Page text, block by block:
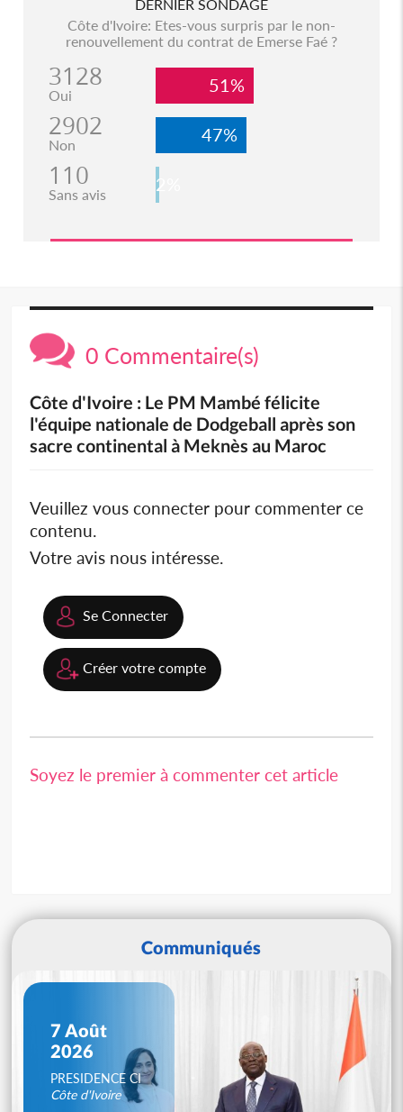
DERNIER SONDAGE
Côte d'Ivoire: Etes-vous surpris par le non-
renouvellement du contrat de Emerse Faé ?
3128
Oui 51%
2902
Non 47%
110
Sans avis 2%
0 Commentaire(s)
Côte d'Ivoire : Le PM Mambé félicite
l'équipe nationale de Dodgeball après son
sacre continental à Meknès au Maroc
Veuillez vous connecter pour commenter ce
contenu.
Votre avis nous intéresse.
Se Connecter
Créer votre compte
Soyez le premier à commenter cet article
Communiqués
7 Août
2026
PRESIDENCE CI
Côte d'Ivoire